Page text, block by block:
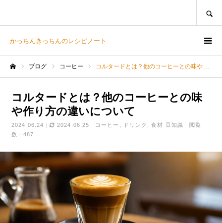
かっちんきっちんのレシピノート
ブログ コーヒー コルタードとは？他のコーヒーとの味や作り方の違いについて
コルタードとは？他のコーヒーとの味
や作り方の違いについて
2024.06.24 2024.06.25 コーヒー ドリンク 食材 豆知識
閲覧
数：487